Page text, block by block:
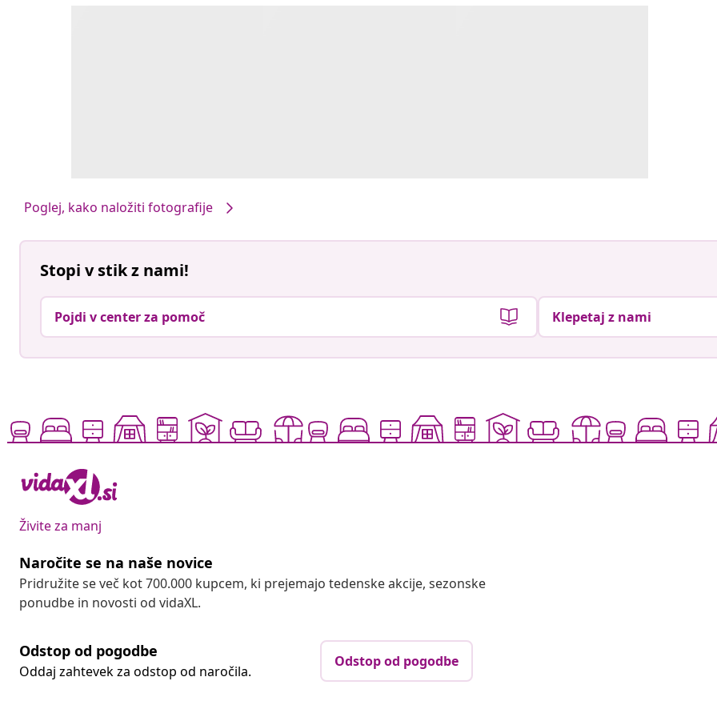
Poglej, kako naložiti fotografije
Stopi v stik z nami!
Pojdi v center za pomoč Klepetaj z nami
Živite za manj
Naročite se na naše novice
Pridružite se več kot 700.000 kupcem, ki prejemajo tedenske akcije, sezonske
ponudbe in novosti od vidaXL.
Odstop od pogodbe
Oddaj zahtevek za odstop od naročila.
Odstop od pogodbe